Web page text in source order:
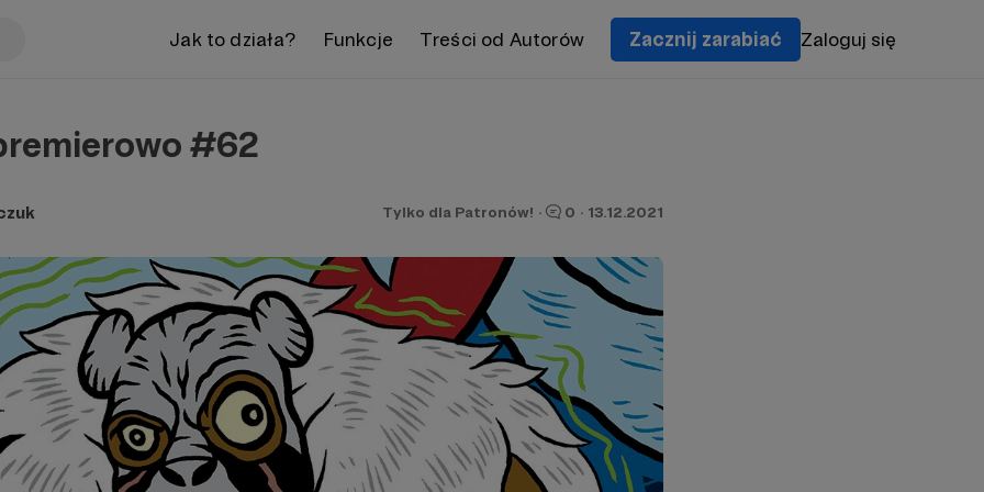
Jak to działa? Funkcje Treści od Autorów Zacznij zarabiać Zaloguj się
#62
Tylko dla Patronów! · 0 · 13.12.2021